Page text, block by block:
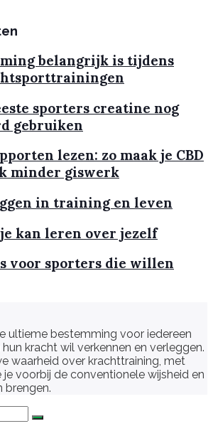
belangrijk is tijdens
sporters creatine nog
gebruiken
lezen: zo maak je CBD
minder giswerk
in training en leven
kan leren over jezelf
voor sporters die willen
ultieme bestemming voor iedereen
kracht wil verkennen en verleggen.
waarheid over krachttraining, met
je voorbij de conventionele wijsheid en
brengen.